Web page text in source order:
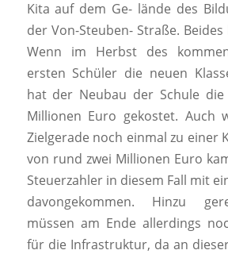
Kita auf dem Ge- lände des
der Von-Steuben- Straße.
Wenn im Herbst des
ersten Schüler die neuen
hat der Neubau der Schule
Millionen Euro gekostet. Auch
Zielgerade noch einmal zu einer
von rund zwei Millionen Euro
Steuerzahler in diesem Fall mit
davongekommen. Hinzu
müssen am Ende allerdings
für die Infrastruktur, da an